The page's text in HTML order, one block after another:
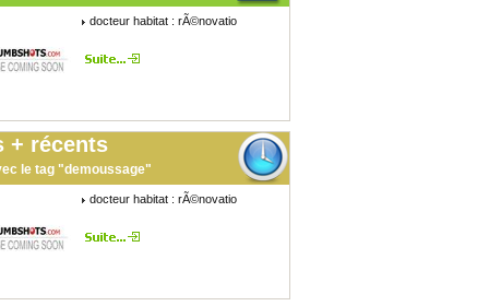
docteur habitat : rÃ©novatio
+ récents
le tag "demoussage"
docteur habitat : rÃ©novatio